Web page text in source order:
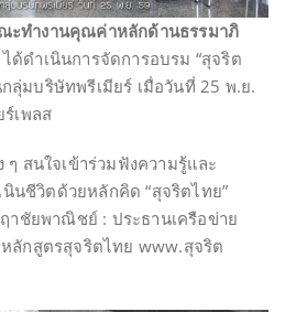
ะทำงานคุณค่าหลักด้านธรรมาภิ
ได้ดำเนินการจัดการอบรม “สุจริต
ลุ่มบริษัทพรีเมียร์ เมื่อวันที่ 25 พ.ย.
เพลส
สนใจเข้าร่วมฟังความรู้และ
นชีวิตด้วยหลักคิด “สุจริตไทย”
าชัยพาณิชย์ : ประธานเครือข่าย
ลักสูตรสุจริตไทย www.สุจริต